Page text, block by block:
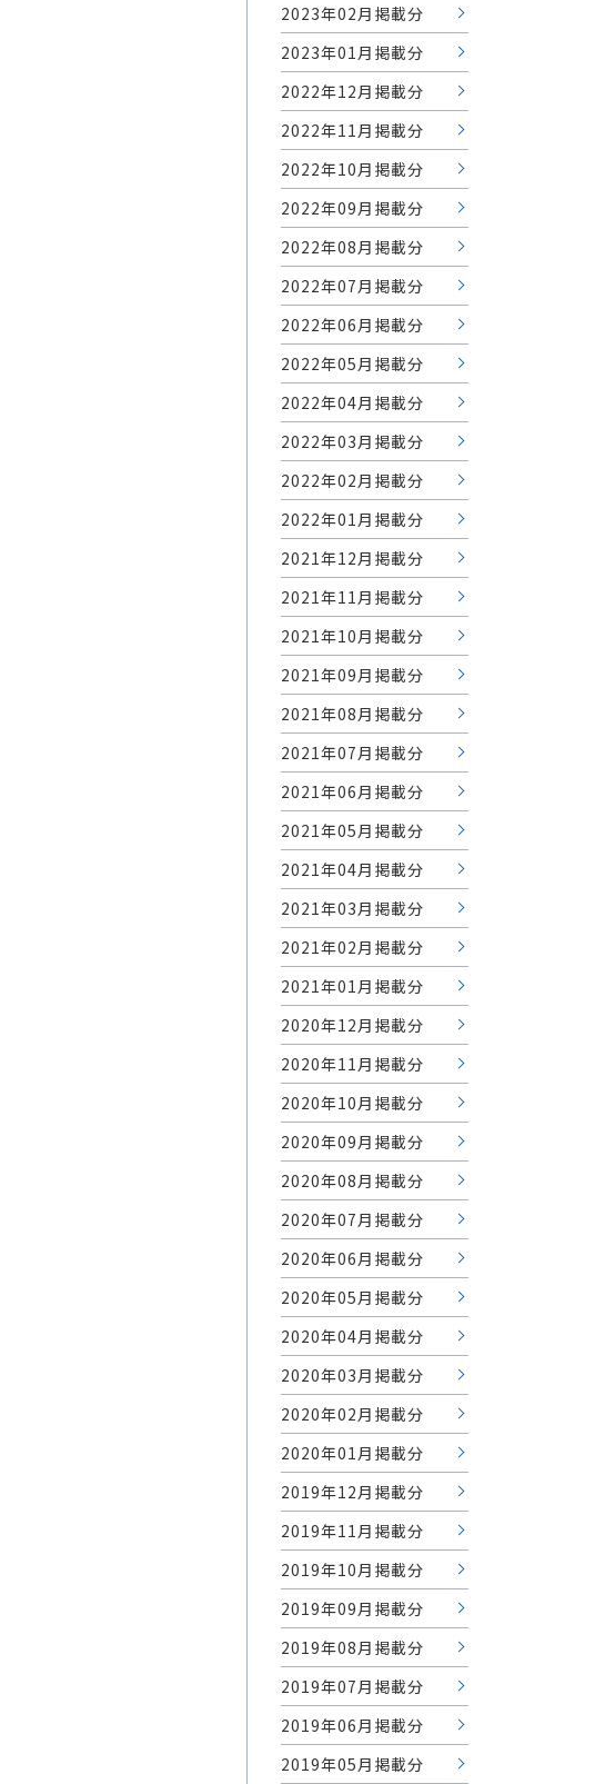
2023年02月掲載分
2023年01月掲載分
2022年12月掲載分
2022年11月掲載分
2022年10月掲載分
2022年09月掲載分
2022年08月掲載分
2022年07月掲載分
2022年06月掲載分
2022年05月掲載分
2022年04月掲載分
2022年03月掲載分
2022年02月掲載分
2022年01月掲載分
2021年12月掲載分
2021年11月掲載分
2021年10月掲載分
2021年09月掲載分
2021年08月掲載分
2021年07月掲載分
2021年06月掲載分
2021年05月掲載分
2021年04月掲載分
2021年03月掲載分
2021年02月掲載分
2021年01月掲載分
2020年12月掲載分
2020年11月掲載分
2020年10月掲載分
2020年09月掲載分
2020年08月掲載分
2020年07月掲載分
2020年06月掲載分
2020年05月掲載分
2020年04月掲載分
2020年03月掲載分
2020年02月掲載分
2020年01月掲載分
2019年12月掲載分
2019年11月掲載分
2019年10月掲載分
2019年09月掲載分
2019年08月掲載分
2019年07月掲載分
2019年06月掲載分
2019年05月掲載分